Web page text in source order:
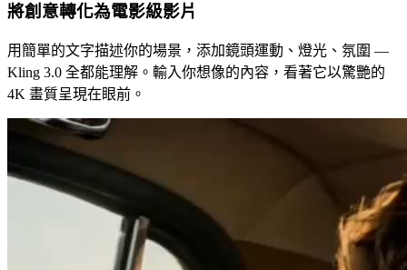
將創意轉化為電影級影片
用簡單的文字描述你的場景，添加鏡頭運動、燈光、氛圍 —
Kling 3.0 全都能理解。輸入你想像的內容，看著它以驚艷的
4K 畫質呈現在眼前。